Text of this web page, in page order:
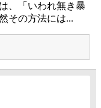
、「いわれ無き暴
その方法には...